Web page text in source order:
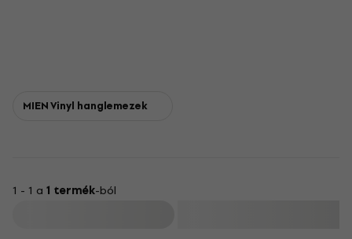
MIEN Vinyl hanglemezek
1 - 1 a 1 termék-ból